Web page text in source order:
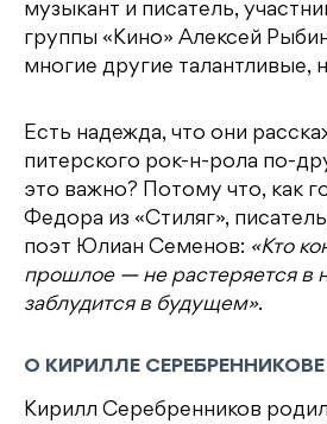
музыкант и писатель,
группы «Кино» Алексей
многие другие талантливые,
Есть надежда, что они
питерского рок-н-рола по-
это важно? Потому что, как
Федора из «Стиляг»,
поэт Юлиан Семенов: «Кто
прошлое — не растеряется в
заблудится в будущем».
О КИРИЛЛЕ СЕРЕБРЕННИКОВЕ
Кирилл Серебренников